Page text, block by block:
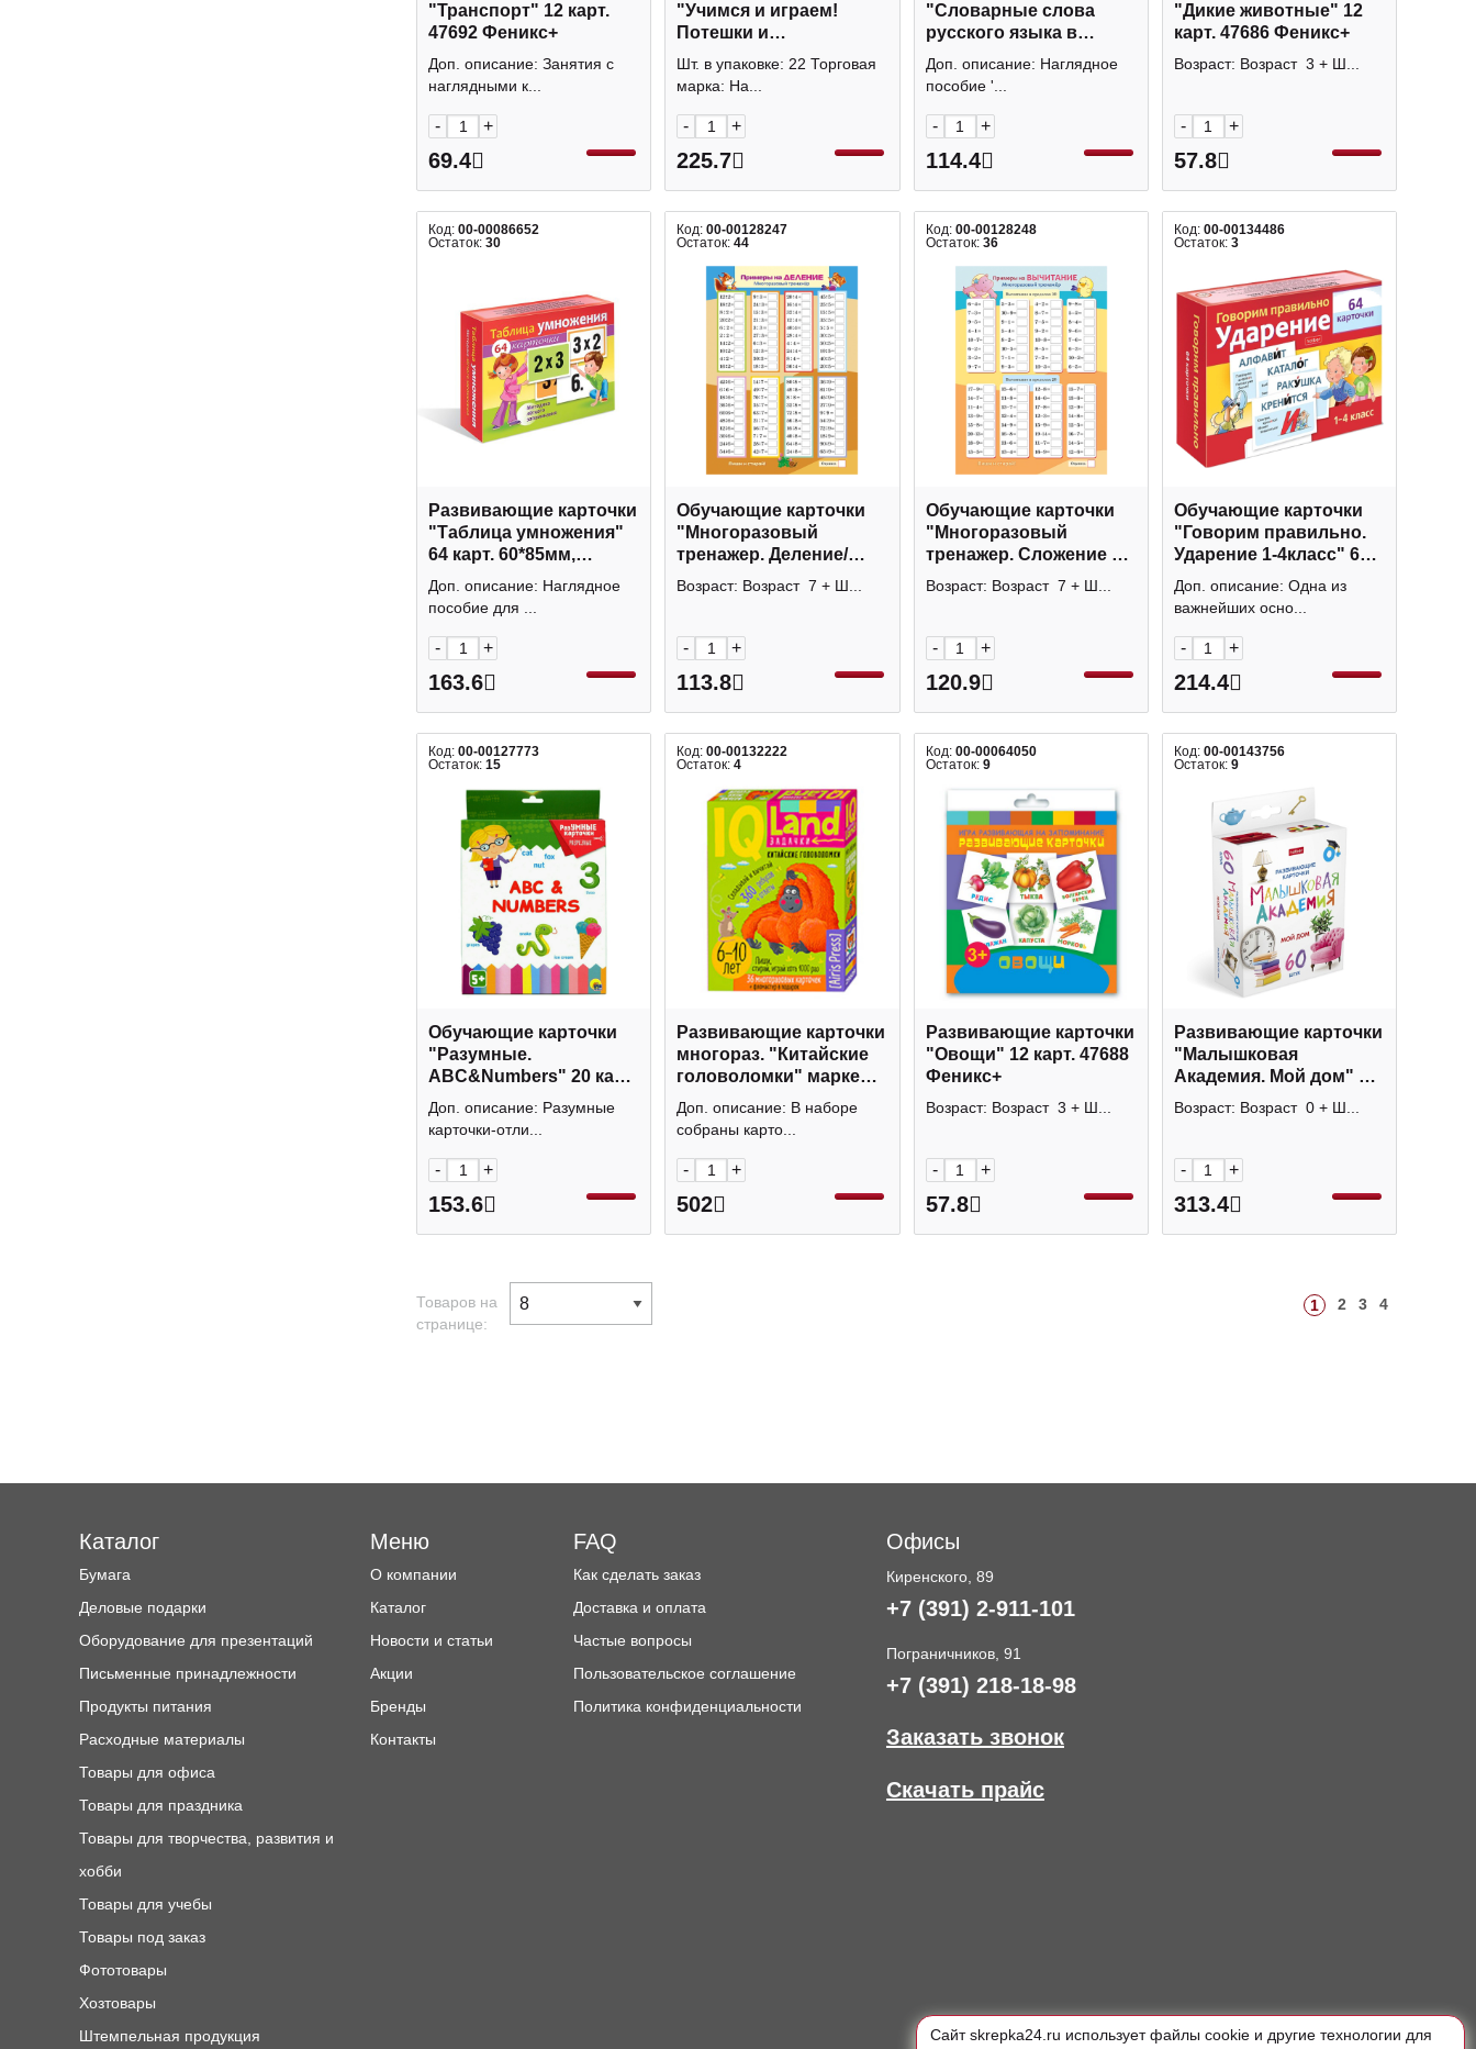
"Транспорт" 12 карт.
47692 Феникс+
Доп. описание: Занятия с
наглядными к...
- +
69.4
"Учимся и играем!
Потешки и
скороговорки" 32 карт.
Ир5_31329 Hatber
Шт. в упаковке: 22 Торговая
марка: Ha...
- +
225.7
"Словарные слова
русского языка в
картинках" 28 карт.
85*120мм, НП_25751
Доп. описание: Наглядное
пособие '...
- +
114.4
"Дикие животные" 12
карт. 47686 Феникс+
Возраст: Возраст 3 + Ш...
- +
57.8
Код: 00-00086652
Остаток: 30
Развивающие карточки
"Таблица умножения"
64 карт. 60*85мм,
НП_19209/Ио5_31313
Hatber
Доп. описание: Наглядное
пособие для ...
- +
163.6
Код:00-00128247
Остаток:44
Обучающие карточки
"Многоразовый
тренажер. Деление/
Умножение" 1 карт., А4
Ио4_30486 Hatber
Возраст: Возраст 7 + Ш...
- +
113.8
Код: 00-00128248
Остаток: 36
Обучающие карточки
"Многоразовый
тренажер. Сложение и
вычитание" 1 карт., А4
Ио4_30485 Hatber
Возраст: Возраст 7 + Ш...
- +
120.9
Код: 00-00134486
Остаток: 3
Обучающие карточки
"Говорим правильно.
Ударение 1-4класс" 64
карт. НП_31319 Hatber
Доп. описание: Одна из
важнейших осно...
- +
214.4
Код: 00-00127773
Остаток: 15
Обучающие карточки
"Разумные.
ABC&Numbers" 20 карт.
978-5-378-29128-1 Проф
Пресс
Доп. описание: Разумные
карточки-отли...
- +
153.6
Код:00-00132222
Остаток:4
Развивающие карточки
многораз. "Китайские
головоломки" маркер
29609 Айрис-Пресс
Доп. описание: В наборе
собраны карто...
- +
502
Код: 00-00064050
Остаток: 9
Развивающие карточки
"Овощи" 12 карт. 47688
Феникс+
Возраст: Возраст 3 + Ш...
- +
57.8
Код: 00-00143756
Остаток: 9
Развивающие карточки
"Малышковая
Академия. Мой дом" 60
карт. НП_32979 Hatber
Возраст: Возраст 0 + Ш...
- +
313.4
Товаров на
странице:
1 2 3 4
Каталог
Бумага
Деловые подарки
Оборудование для презентаций
Письменные принадлежности
Продукты питания
Расходные материалы
Товары для офиса
Товары для праздника
Товары для творчества, развития и
хобби
Товары для учебы
Товары под заказ
Фототовары
Хозтовары
Штемпельная продукция
Меню
О компании
Каталог
Новости и статьи
Акции
Бренды
Контакты
FAQ
Как сделать заказ
Доставка и оплата
Частые вопросы
Пользовательское соглашение
Политика конфиденциальности
Офисы
Киренского, 89
+7 (391) 2-911-101
Пограничников, 91
+7 (391) 218-18-98
Заказать звонок
Скачать прайс
Cайт skrepka24.ru использует файлы cookie и другие технологии для